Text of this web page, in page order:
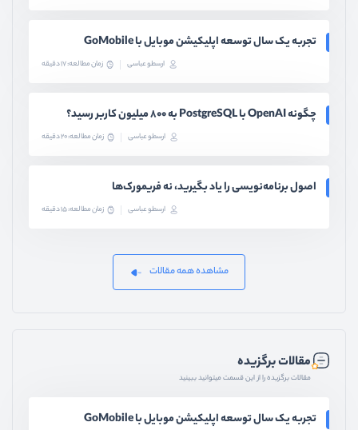
تجربه یک سال توسعه اپلیکیشن موبایل با GoMobile
ارسطو عباسی زمان مطالعه: 17 دقیقه
چگونه OpenAI با PostgreSQL به ۸۰۰ میلیون کاربر رسید؟
ارسطو عباسی زمان مطالعه: 20 دقیقه
اصول برنامه‌نویسی را یاد بگیرید، نه فریمورک‌ها
ارسطو عباسی زمان مطالعه: 15 دقیقه
مشاهده همه مقالات
مقالات برگزیده
مقالات برگزیده را از این قسمت میتوانید ببینید
تجربه یک سال توسعه اپلیکیشن موبایل با GoMobile